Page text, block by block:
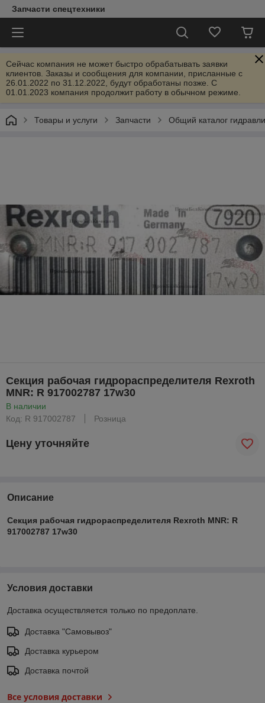
Запчасти спецтехники
Сейчас компания не может быстро обрабатывать заявки
клиентов. Заказы и сообщения для компании, присланные с
26.01.2022 по 31.12.2022, будут обработаны позже. С
01.01.2023 компания продолжит работу в обычном режиме.
Товары и услуги Запчасти Общий каталог
Секция рабочая гидрораспределителя Rexroth
MNR: R 917002787 17w30
В наличии
Код: R 917002787
Розница
Цену уточняйте
Описание
Секция рабочая гидрораспределителя Rexroth MNR: R
917002787 17w30
Условия доставки
Доставка осуществляется только по предоплате.
Доставка "Самовывоз"
Доставка курьером
Доставка почтой
Все условия доставки